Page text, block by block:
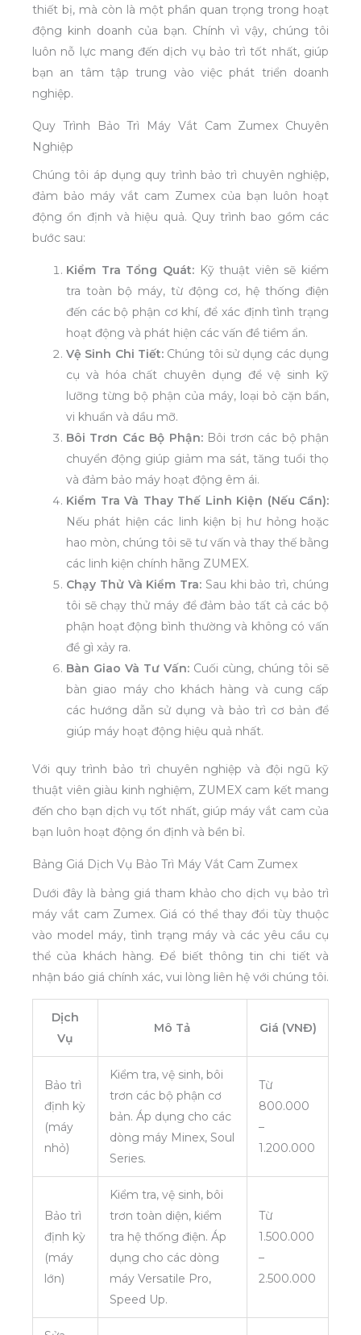
thiết bị, mà còn là một phần quan trọng trong hoạt
động kinh doanh của bạn. Chính vì vậy, chúng tôi
luôn nỗ lực mang đến dịch vụ bảo trì tốt nhất, giúp
bạn an tâm tập trung vào việc phát triển doanh
nghiệp.
Quy Trình Bảo Trì Máy Vắt Cam Zumex Chuyên
Nghiệp
Chúng tôi áp dụng quy trình bảo trì chuyên nghiệp,
đảm bảo máy vắt cam Zumex của bạn luôn hoạt
động ổn định và hiệu quả. Quy trình bao gồm các
bước sau:
Kiểm Tra Tổng Quát:Kỹ thuật viên sẽ kiểm
tra toàn bộ máy, từ động cơ, hệ thống điện
đến các bộ phận cơ khí, để xác định tình trạng
hoạt động và phát hiện các vấn đề tiềm ẩn.
Vệ Sinh Chi Tiết: Chúng tôi sử dụng các dụng
cụ và hóa chất chuyên dụng để vệ sinh kỹ
lưỡng từng bộ phận của máy, loại bỏ cặn bẩn,
vi khuẩn và dầu mỡ.
Bôi Trơn Các Bộ Phận:Bôi trơn các bộ phận
chuyển động giúp giảm ma sát, tăng tuổi thọ
và đảm bảo máy hoạt động êm ái.
Kiểm Tra Và Thay Thế Linh Kiện (Nếu Cần):
Nếu phát hiện các linh kiện bị hư hỏng hoặc
hao mòn, chúng tôi sẽ tư vấn và thay thế bằng
các linh kiện chính hãng ZUMEX.
Chạy Thử Và Kiểm Tra: Sau khi bảo trì, chúng
tôi sẽ chạy thử máy để đảm bảo tất cả các bộ
phận hoạt động bình thường và không có vấn
đề gì xảy ra.
Bàn Giao Và Tư Vấn: Cuối cùng, chúng tôi sẽ
bàn giao máy cho khách hàng và cung cấp
các hướng dẫn sử dụng và bảo trì cơ bản để
giúp máy hoạt động hiệu quả nhất.
Với quy trình bảo trì chuyên nghiệp và đội ngũ kỹ
thuật viên giàu kinh nghiệm, ZUMEX cam kết mang
đến cho bạn dịch vụ tốt nhất, giúp máy vắt cam của
bạn luôn hoạt động ổn định và bền bỉ.
Bảng Giá Dịch Vụ Bảo Trì Máy Vắt Cam Zumex
Dưới đây là bảng giá tham khảo cho dịch vụ bảo trì
máy vắt cam Zumex. Giá có thể thay đổi tùy thuộc
vào model máy, tình trạng máy và các yêu cầu cụ
thể của khách hàng. Để biết thông tin chi tiết và
nhận báo giá chính xác, vui lòng liên hệ với chúng tôi.
Dịch
Vụ
Mô Tả Giá (VNĐ)
Bảo trì
định kỳ
(máy
nhỏ)
Kiểm tra, vệ sinh, bôi
trơn các bộ phận cơ
bản. Áp dụng cho các
dòng máy Minex, Soul
Series.
Từ
800.000
–
1.200.000
Bảo trì
định kỳ
(máy
lớn)
Kiểm tra, vệ sinh, bôi
trơn toàn diện, kiểm
tra hệ thống điện. Áp
dụng cho các dòng
máy Versatile Pro,
Speed Up.
Từ
1.500.000
–
2.500.000